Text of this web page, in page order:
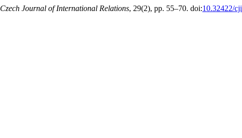
Czech Journal of International Relations, 29(2), pp. 55–70. doi:10.32422/